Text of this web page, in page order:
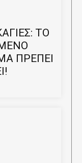
ΤΟ
ΠΡΕΠΕΙ